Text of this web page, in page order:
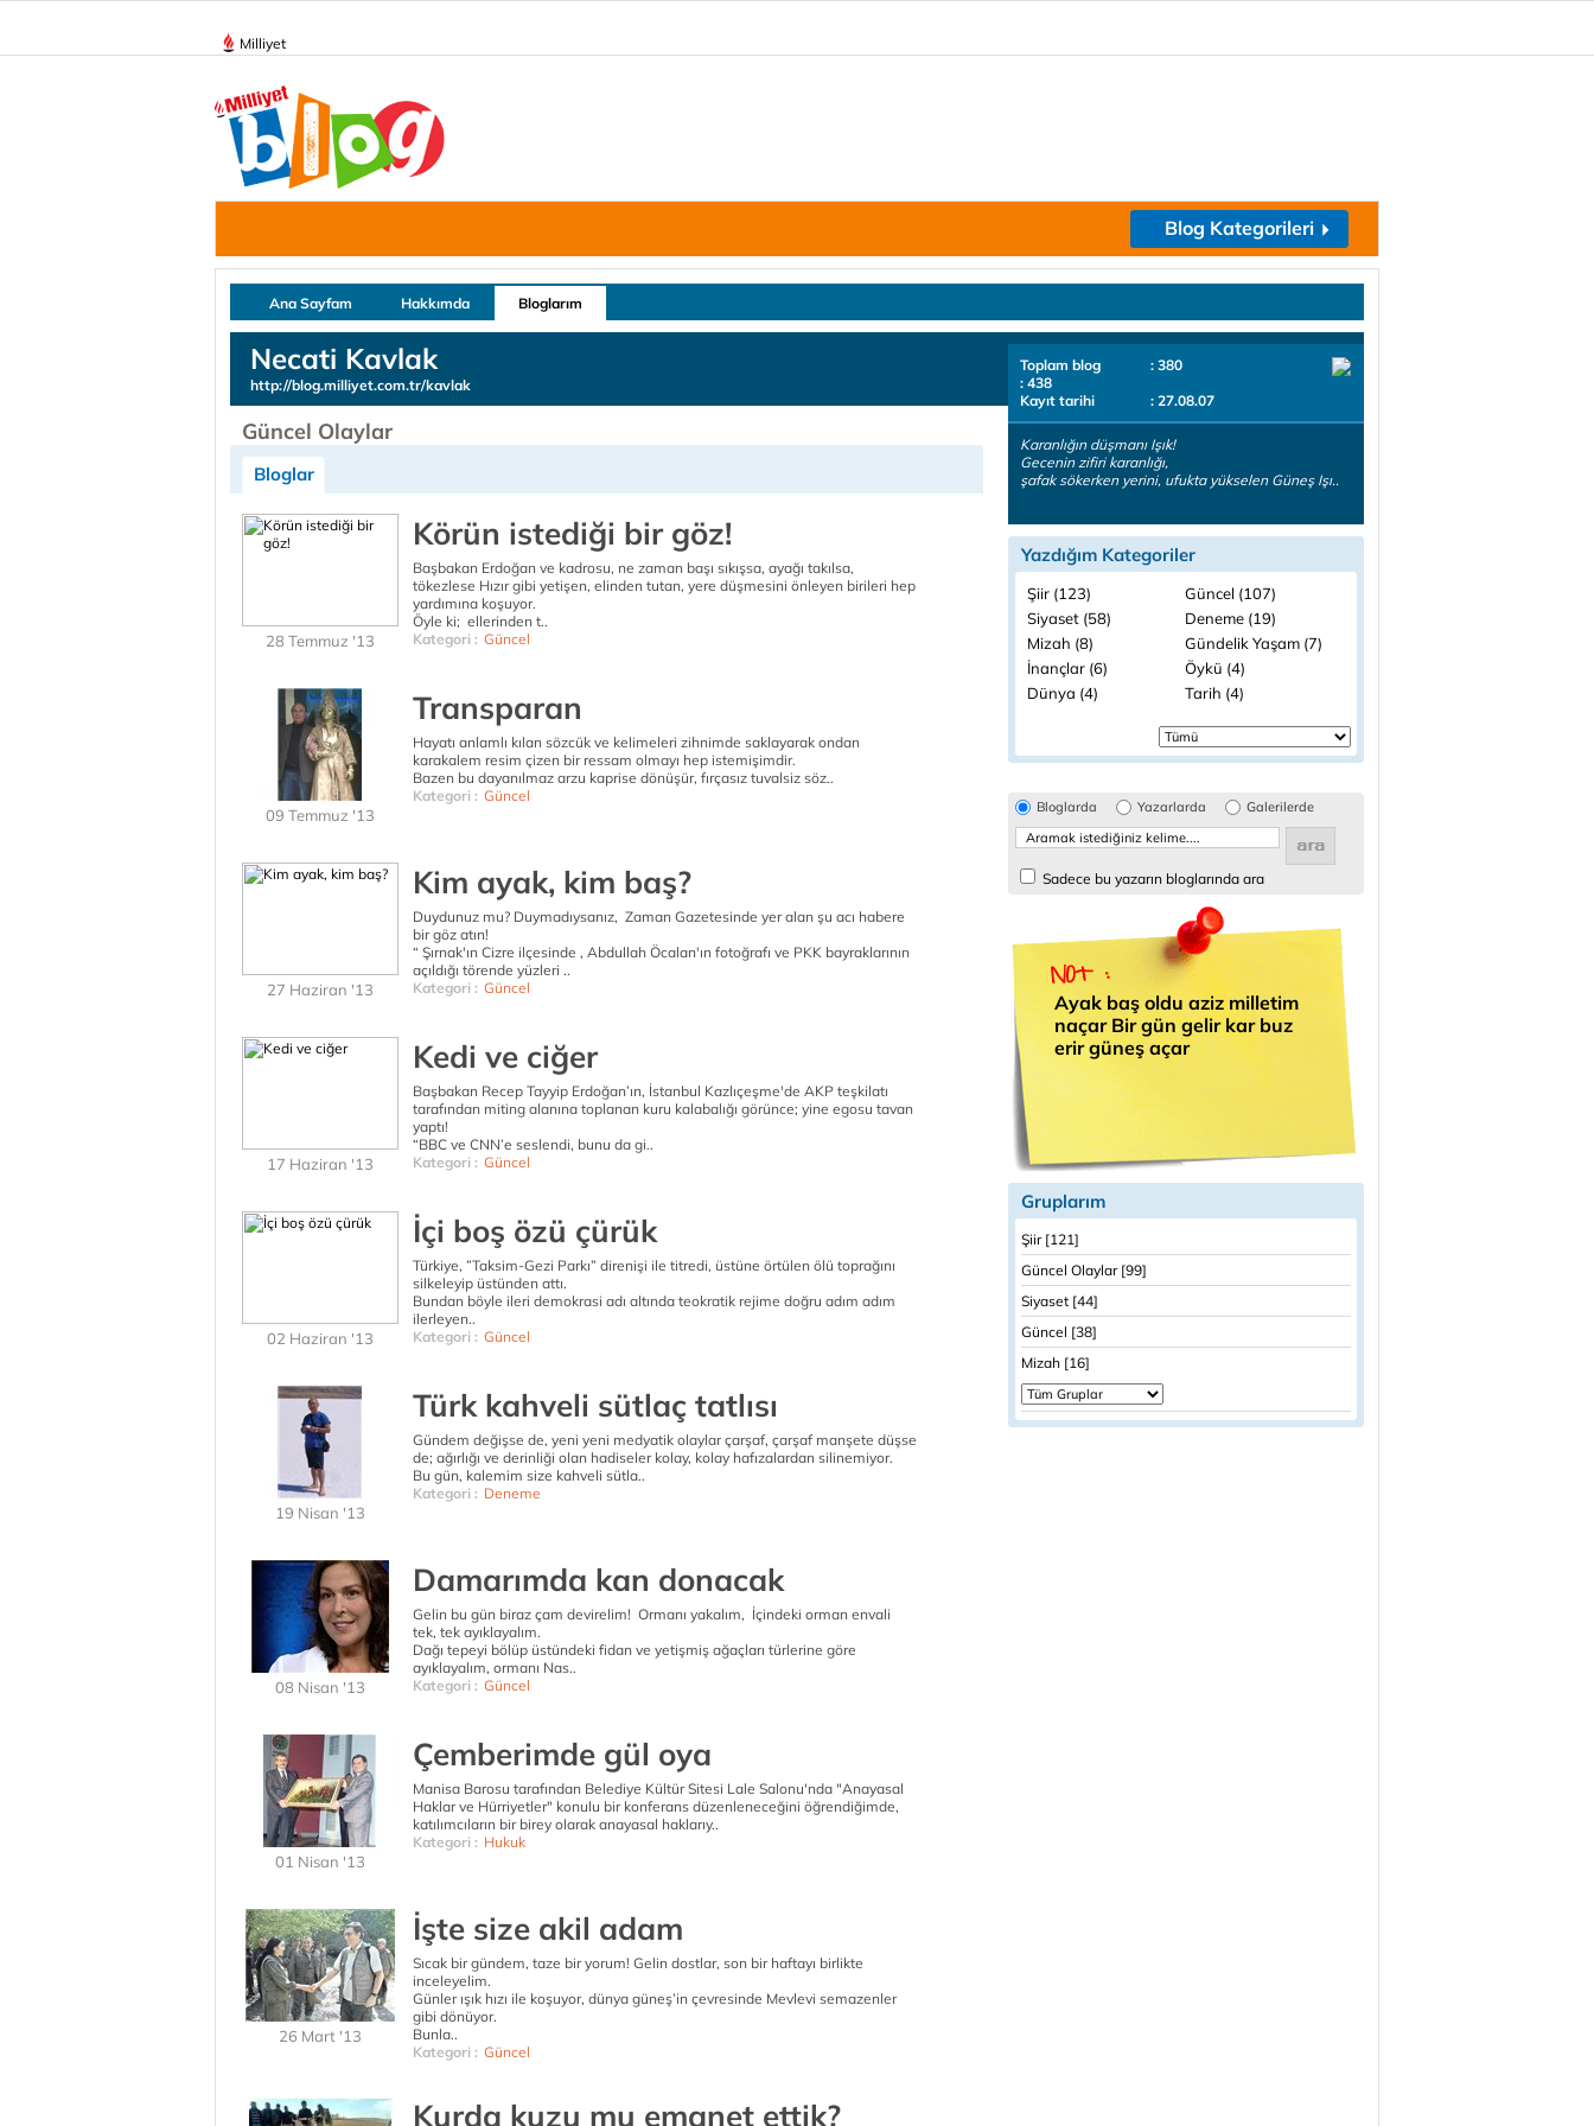
Milliyet
Blog Kategorileri
Ana Sayfam Hakkımda Bloglarım
Necati Kavlak
http://blog.milliyet.com.tr/kavlak
Güncel Olaylar
Bloglar
28 Temmuz '13
Körün istediği bir göz!
Başbakan Erdoğan ve kadrosu, ne zaman başı sıkışsa, ayağı takılsa,
tökezlese Hızır gibi yetişen, elinden tutan, yere düşmesini önleyen birileri hep
yardımına koşuyor.
Öyle ki; ellerinden t..
Kategori : Güncel
09 Temmuz '13
Transparan
Hayatı anlamlı kılan sözcük ve kelimeleri zihnimde saklayarak ondan
karakalem resim çizen bir ressam olmayı hep istemişimdir.
Bazen bu dayanılmaz arzu kaprise dönüşür, fırçasız tuvalsiz söz..
Kategori : Güncel
27 Haziran '13
Kim ayak, kim baş?
Duydunuz mu? Duymadıysanız, Zaman Gazetesinde yer alan şu acı habere
bir göz atın!
“ Şırnak'ın Cizre ilçesinde , Abdullah Öcalan'ın fotoğrafı ve PKK bayraklarının
açıldığı törende yüzleri ..
Kategori : Güncel
17 Haziran '13
Kedi ve ciğer
Başbakan Recep Tayyip Erdoğan’ın, İstanbul Kazlıçeşme'de AKP teşkilatı
tarafından miting alanına toplanan kuru kalabalığı görünce; yine egosu tavan
yaptı!
“BBC ve CNN’e seslendi, bunu da gi..
Kategori : Güncel
02 Haziran '13
İçi boş özü çürük
Türkiye, ”Taksim-Gezi Parkı” direnişi ile titredi, üstüne örtülen ölü toprağını
silkeleyip üstünden attı.
Bundan böyle ileri demokrasi adı altında teokratik rejime doğru adım adım
ilerleyen..
Kategori : Güncel
19 Nisan '13
Türk kahveli sütlaç tatlısı
Gündem değişse de, yeni yeni medyatik olaylar çarşaf, çarşaf manşete düşse
de; ağırlığı ve derinliği olan hadiseler kolay, kolay hafızalardan silinemiyor.
Bu gün, kalemim size kahveli sütla..
Kategori : Deneme
08 Nisan '13
Damarımda kan donacak
Gelin bu gün biraz çam devirelim! Ormanı yakalım, İçindeki orman envali
tek, tek ayıklayalım.
Dağı tepeyi bölüp üstündeki fidan ve yetişmiş ağaçları türlerine göre
ayıklayalım, ormanı Nas..
Kategori : Güncel
01 Nisan '13
Çemberimde gül oya
Manisa Barosu tarafından Belediye Kültür Sitesi Lale Salonu'nda "Anayasal
Haklar ve Hürriyetler" konulu bir konferans düzenleneceğini öğrendiğimde,
katılımcıların bir birey olarak anayasal haklarıy..
Kategori : Hukuk
26 Mart '13
İşte size akil adam
Sıcak bir gündem, taze bir yorum! Gelin dostlar, son bir haftayı birlikte
inceleyelim.
Günler ışık hızı ile koşuyor, dünya güneş’in çevresinde Mevlevi semazenler
gibi dönüyor.
Bunla..
Kategori : Güncel
Kurda kuzu mu emanet ettik?
Toplam blog
: 380
: 438
Kayıt tarihi
: 27.08.07
Karanlığın düşmanı Işık!
Gecenin zifiri karanlığı,
şafak sökerken yerini, ufukta yükselen Güneş Işı..
Yazdığım Kategoriler
Şiir (123)
Güncel (107)
Siyaset (58)
Deneme (19)
Mizah (8)
Gündelik Yaşam (7)
İnançlar (6)
Öykü (4)
Dünya (4)
Tarih (4)
Bloglarda Yazarlarda Galerilerde
Sadece bu yazarın bloglarında ara
Ayak baş oldu aziz milletim
naçar Bir gün gelir kar buz
erir güneş açar
Gruplarım
Şiir [121]
Güncel Olaylar [99]
Siyaset [44]
Güncel [38]
Mizah [16]